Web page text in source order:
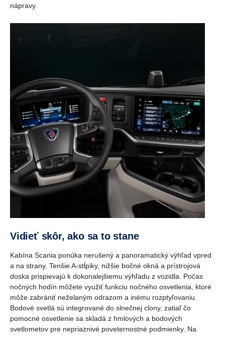
nápravy.
Vidieť skôr, ako sa to stane
Kabína Scania ponúka nerušený a panoramatický výhľad vpred
a na strany. Tenšie A-stĺpiky, nižšie bočné okná a prístrojová
doska prispievajú k dokonalejšiemu výhľadu z vozidla. Počas
nočných hodín môžete využiť funkciu nočného osvetlenia, ktoré
môže zabrániť neželaným odrazom a inému rozptyľovaniu.
Bodové svetlá sú integrované do slnečnej clony, zatiaľ čo
pomocné osvetlenie sa skladá z hmlových a bodových
svetlometov pre nepriaznivé poveternostné podmienky. Na